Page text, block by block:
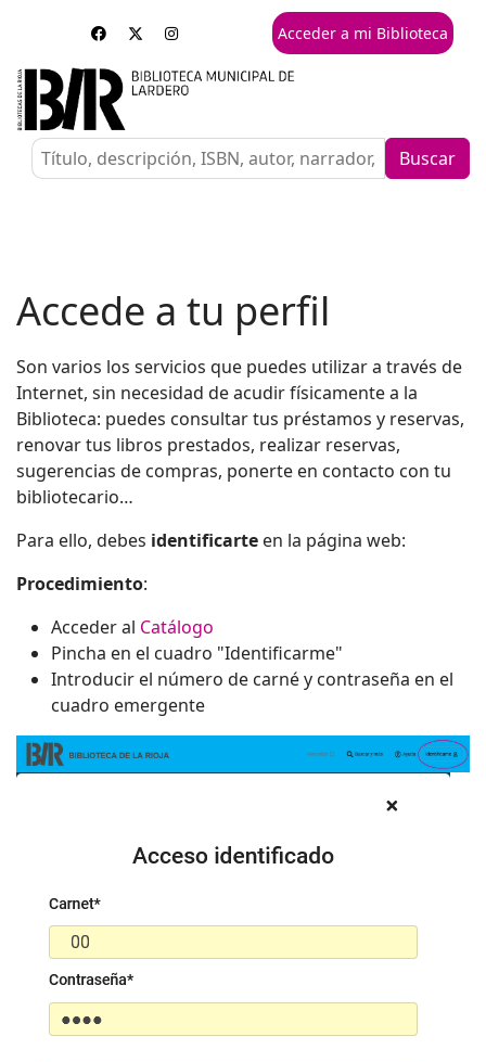
Acceder a mi Biblioteca
Buscar
Accede a tu perfil
Son varios los servicios que puedes utilizar a través de
Internet, sin necesidad de acudir físicamente a la
Biblioteca: puedes consultar tus préstamos y reservas,
renovar tus libros prestados, realizar reservas,
sugerencias de compras, ponerte en contacto con tu
bibliotecario…
Para ello, debes identificarte en la página web:
Procedimiento:
Acceder al Catálogo
Pincha en el cuadro "Identificarme"
Introducir el número de carné y contraseña en el
cuadro emergente